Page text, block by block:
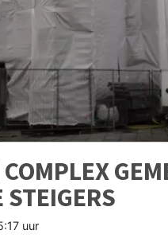
STEIGERS
uur